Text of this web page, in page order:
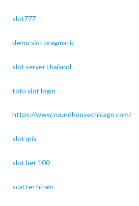
slot777
demo slot pragmatic
slot server thailand
toto slot login
https://www.roundhousechicago.com/
slot qris
slot bet 100
scatter hitam